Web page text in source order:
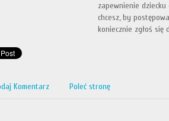
zapewnienie
chcesz, by
koniecznie zgłoś się
Komentarz Poleć stronę